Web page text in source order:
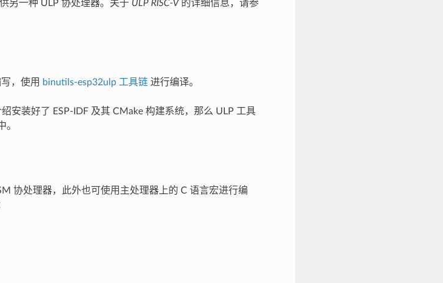
另一种 ULP 协处理器。关于 ULP RISC-V的详细信息，请参
，使用 binutils-esp32ulp 工具链进行编译。
安装好了 ESP-IDF 及其 CMake 构建系统，那么 ULP 工具
。
协处理器，此外也可使用主处理器上的 C 语言宏进行编